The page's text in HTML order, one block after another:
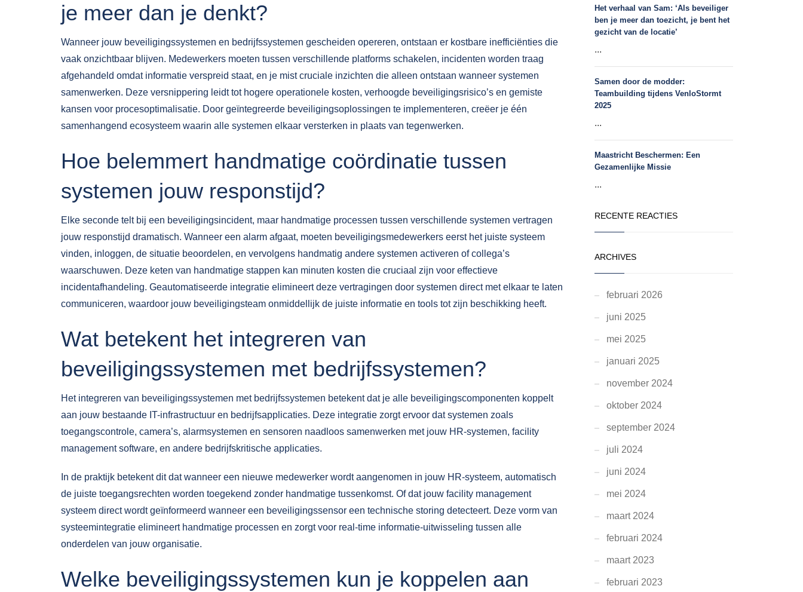
je meer dan je denkt?
Wanneer jouw beveiligingssystemen en bedrijfssystemen gescheiden opereren, ontstaan er kostbare inefficiënties die
vaak onzichtbaar blijven. Medewerkers moeten tussen verschillende platforms schakelen, incidenten worden traag
afgehandeld omdat informatie verspreid staat, en je mist cruciale inzichten die alleen ontstaan wanneer systemen
samenwerken. Deze versnippering leidt tot hogere operationele kosten, verhoogde beveiligingsrisico’s en gemiste
kansen voor procesoptimalisatie. Door geïntegreerde beveiligingsoplossingen te implementeren, creëer je één
samenhangend ecosysteem waarin alle systemen elkaar versterken in plaats van tegenwerken.
Hoe belemmert handmatige coördinatie tussen
systemen jouw responstijd?
Elke seconde telt bij een beveiligingsincident, maar handmatige processen tussen verschillende systemen vertragen
jouw responstijd dramatisch. Wanneer een alarm afgaat, moeten beveiligingsmedewerkers eerst het juiste systeem
vinden, inloggen, de situatie beoordelen, en vervolgens handmatig andere systemen activeren of collega’s
waarschuwen. Deze keten van handmatige stappen kan minuten kosten die cruciaal zijn voor effectieve
incidentafhandeling. Geautomatiseerde integratie elimineert deze vertragingen door systemen direct met elkaar te laten
communiceren, waardoor jouw beveiligingsteam onmiddellijk de juiste informatie en tools tot zijn beschikking heeft.
Wat betekent het integreren van
beveiligingssystemen met bedrijfssystemen?
Het integreren van beveiligingssystemen met bedrijfssystemen betekent dat je alle beveiligingscomponenten koppelt
aan jouw bestaande IT-infrastructuur en bedrijfsapplicaties. Deze integratie zorgt ervoor dat systemen zoals
toegangscontrole, camera’s, alarmsystemen en sensoren naadloos samenwerken met jouw HR-systemen, facility
management software, en andere bedrijfskritische applicaties.
In de praktijk betekent dit dat wanneer een nieuwe medewerker wordt aangenomen in jouw HR-systeem, automatisch
de juiste toegangsrechten worden toegekend zonder handmatige tussenkomst. Of dat jouw facility management
systeem direct wordt geïnformeerd wanneer een beveiligingssensor een technische storing detecteert. Deze vorm van
systeemintegratie elimineert handmatige processen en zorgt voor real-time informatie-uitwisseling tussen alle
onderdelen van jouw organisatie.
Welke beveiligingssystemen kun je koppelen aan
Het verhaal van Sam: ‘Als beveiliger
ben je meer dan toezicht, je bent het
gezicht van de locatie’
...
Samen door de modder:
Teambuilding tijdens VenloStormt
2025
...
Maastricht Beschermen: Een
Gezamenlijke Missie
...
RECENTE REACTIES
ARCHIVES
februari 2026
juni 2025
mei 2025
januari 2025
november 2024
oktober 2024
september 2024
juli 2024
juni 2024
mei 2024
maart 2024
februari 2024
maart 2023
februari 2023